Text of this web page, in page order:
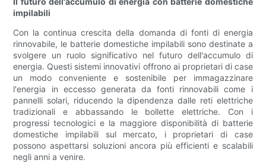
impilabili
Con la continua crescita della domanda di fonti di energia
rinnovabile, le batterie domestiche impilabili sono destinate a
svolgere un ruolo significativo nel futuro dell'accumulo di
energia. Questi sistemi innovativi offrono ai proprietari di case
un modo conveniente e sostenibile per immagazzinare
l'energia in eccesso generata da fonti rinnovabili come i
pannelli solari, riducendo la dipendenza dalle reti elettriche
tradizionali e abbassando le bollette elettriche. Con i
progressi tecnologici e la maggiore disponibilità di batterie
domestiche impilabili sul mercato, i proprietari di case
possono aspettarsi soluzioni ancora più efficienti e scalabili
negli anni a venire.